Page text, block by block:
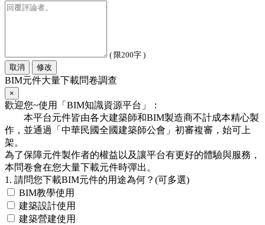
( 限200字 )
取消
修改
BIM元件大量下載問卷調查
×
歡迎您~使用「BIM知識資源平台」：
本平台元件皆由各大建築師和BIM製造商不計成本精心製
作，並通過「中華民國全國建築師公會」初審複審，始可上
架。
為了保障元件製作者的權益以及讓平台有更好的體驗與服務，
本問卷會在您大量下載元件時彈出。
1. 請問您下載BIM元件的用途為何？(可多選)
BIM教學使用
建築設計使用
建築營建使用